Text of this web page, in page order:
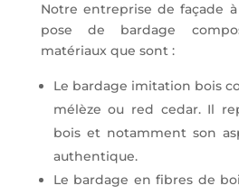
Notre entreprise de façade
pose de bardage
matériaux que sont :
Le bardage imitation bois
mélèze ou red cedar. Il
bois et notamment son
authentique.
Le bardage en fibres de